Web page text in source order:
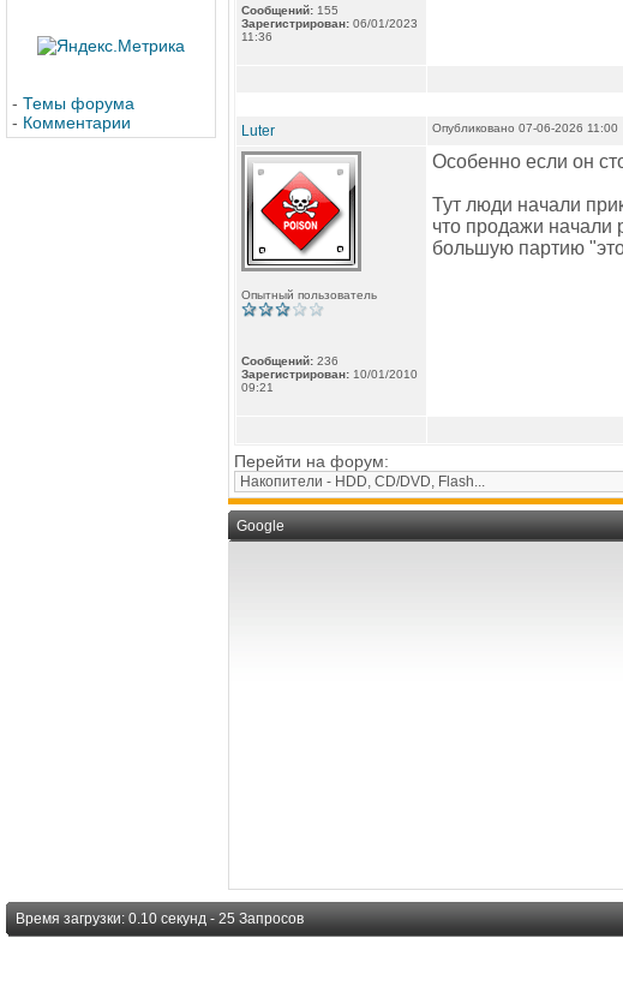
- Темы форума
- Комментарии
Сообщений: 155
Зарегистрирован: 06/01/2023
11:36
Luter Опубликовано 07-06-2026 11:00
Опытный пользователь
Сообщений: 236
Зарегистрирован: 10/01/2010
09:21
Особенно если он
Тут люди начали
что продажи начали
большую партию
Перейти на форум:
Google
Время загрузки: 0.10 секунд - 25 Запросов